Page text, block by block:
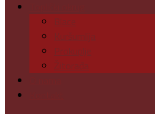
Blace
Kuršumlija
Prokuplje
Žitorađa